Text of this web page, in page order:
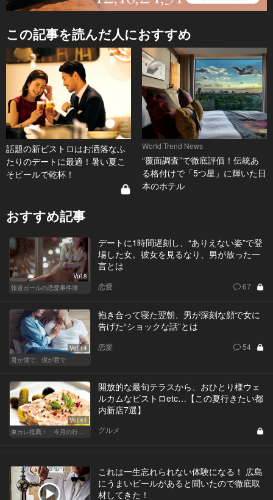
この記事を読んだ人におすすめ
話題の新ビストロはお洒落なふ
たりのデートに最適！暑い夏こ
そビールで乾杯！
World Trend News
“覆面調査”で徹底評価！伝統あ
る格付けで「5つ星」に輝いた日
本のホテル
おすすめ記事
Vol.8
報道ガールの恋愛事件簿
デートに1時間遅刻し、“ありえない姿”で登
場した女。彼女を見るなり、男が放った一
言とは
恋愛 67
Vol.14
君が僕で、僕が君で
抱き合って寝た翌朝、男が深刻な顔で女に
告げた“ショックな話”とは
恋愛 54
Vol.41
東カレ推薦！ 今月の行くべき店
開放的な最旬テラスから、おひとり様ウェ
ルカムなビストロetc…【この夏行きたい都
内新店7選】
グルメ
これは一生忘れられない体験になる！ 広島
にうまいビールがあると聞いたので徹底取
材してきた！